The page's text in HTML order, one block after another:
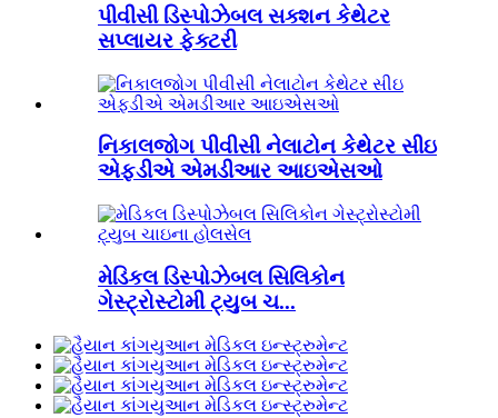
પીવીસી ડિસ્પોઝેબલ સક્શન કેથેટર
સપ્લાયર ફેક્ટરી
નિકાલજોગ પીવીસી નેલાટોન કેથેટર સીઇ
એફડીએ એમડીઆર આઇએસઓ
મેડિકલ ડિસ્પોઝેબલ સિલિકોન
ગેસ્ટ્રોસ્ટોમી ટ્યુબ ચ...